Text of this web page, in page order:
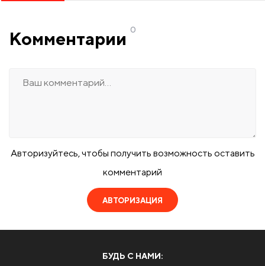
Комментарии 0
Авторизуйтесь, чтобы получить возможность оставить
комментарий
АВТОРИЗАЦИЯ
БУДЬ С НАМИ: